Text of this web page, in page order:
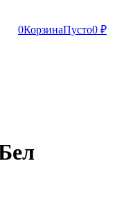
0КорзинаПусто0 ₽